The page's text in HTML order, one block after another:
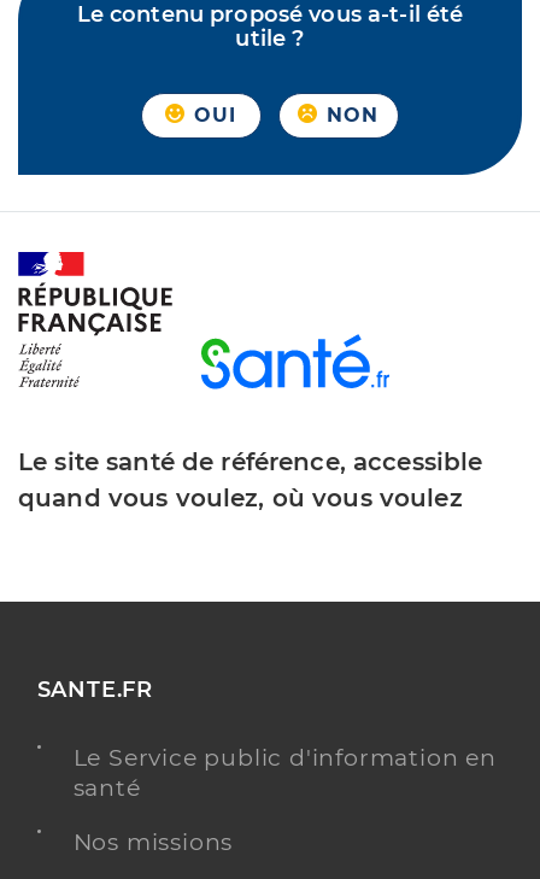
Le contenu proposé vous a-t-il été
utile ?
OUI NON
Le site santé de référence, accessible
quand vous voulez, où vous voulez
SANTE.FR
Le Service public d'information en
santé
Nos missions